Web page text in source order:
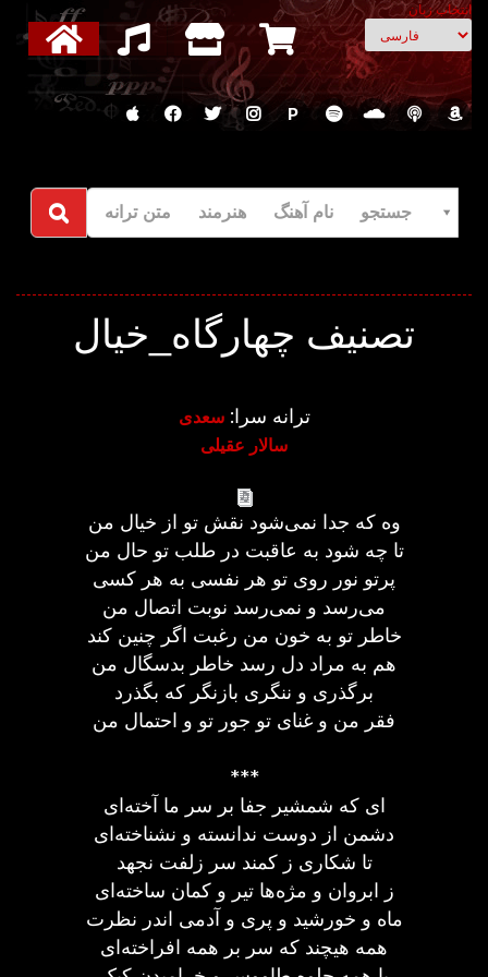
انتخاب زبان
P
جستجو نام آهنگ هنرمند متن ترانه
تصنیف چهارگاه_خیال
ترانه سرا:سعدی
سالار عقیلی
وه که جدا نمی‌شود نقش تو از خیال من
تا چه شود به عاقبت در طلب تو حال من
پرتو نور روی تو هر نفسی به هر کسی
می‌رسد و نمی‌رسد نوبت اتصال من
خاطر تو به خون من رغبت اگر چنین کند
هم به مراد دل رسد خاطر بدسگال من
برگذری و ننگری بازنگر که بگذرد
فقر من و غنای تو جور تو و احتمال من
***
ای که شمشیر جفا بر سر ما آخته‌ای
دشمن از دوست ندانسته و نشناخته‌ای
تا شکاری ز کمند سر زلفت نجهد
ز ابروان و مژه‌ها تیر و کمان ساخته‌ای
ماه و خورشید و پری و آدمی اندر نظرت
همه هیچند که سر بر همه افراخته‌ای